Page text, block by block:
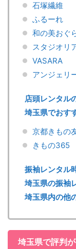
石塚繊維
ふるーれ
和の美おぐ
スタジオリ
VASARA
アンジェリ
店頭レンタル
埼玉県でおす
京都きもの
きもの365
振袖レンタル
埼玉県の振袖
埼玉県内の他
埼玉県で評判